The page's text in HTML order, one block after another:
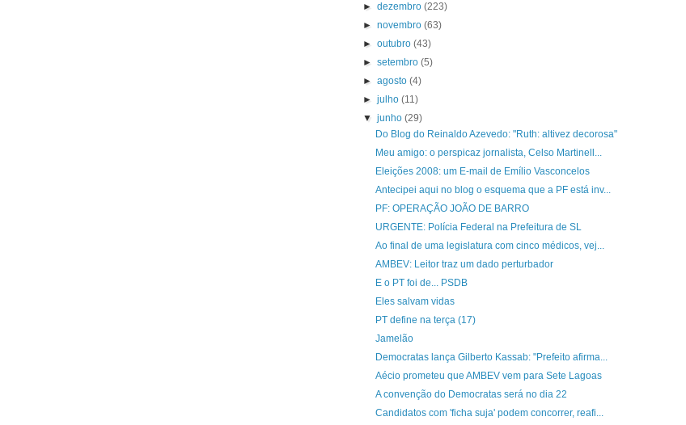
►dezembro(223)
►novembro(63)
►outubro(43)
►setembro(5)
►agosto(4)
►julho(11)
▼junho(29)
Do Blog do Reinaldo Azevedo: "Ruth: altivez decorosa"
Meu amigo: o perspicaz jornalista, Celso Martinell...
Eleições 2008: um E-mail de Emílio Vasconcelos
Antecipei aqui no blog o esquema que a PF está inv...
PF: OPERAÇÃO JOÃO DE BARRO
URGENTE: Polícia Federal na Prefeitura de SL
Ao final de uma legislatura com cinco médicos, vej...
AMBEV: Leitor traz um dado perturbador
E o PT foi de... PSDB
Eles salvam vidas
PT define na terça (17)
Jamelão
Democratas lança Gilberto Kassab: "Prefeito afirma...
Aécio prometeu que AMBEV vem para Sete Lagoas
A convenção do Democratas será no dia 22
Candidatos com 'ficha suja' podem concorrer, reafi...